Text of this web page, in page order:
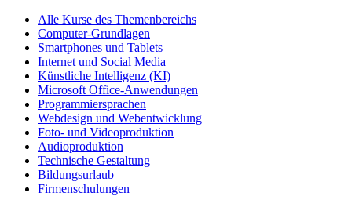
Alle Kurse des Themenbereichs
Computer-Grundlagen
Smartphones und Tablets
Internet und Social Media
Künstliche Intelligenz (KI)
Microsoft Office-Anwendungen
Programmiersprachen
Webdesign und Webentwicklung
Foto- und Videoproduktion
Audioproduktion
Technische Gestaltung
Bildungsurlaub
Firmenschulungen